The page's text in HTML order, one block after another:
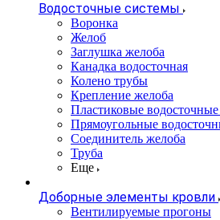
Водосточные системы
Воронка
Желоб
Заглушка желоба
Канадка водосточная
Колено трубы
Крепление желоба
Пластиковые
Прямоугольные
Соединитель желоба
Труба
Еще
Доборные элементы кровли
Вентилируемые прогоны